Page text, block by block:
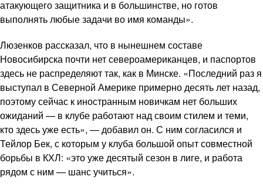
атакующего защитника и в большинстве, но готов
выполнять любые задачи во имя команды».
Люзенков рассказал, что в нынешнем составе
Новосибирска почти нет североамериканцев, и паспортов
здесь не распределяют так, как в Минске. «Последний раз я
выступал в Северной Америке примерно десять лет назад,
поэтому сейчас к иностранным новичкам нет больших
ожиданий — в клубе работают над своим стилем и теми,
кто здесь уже есть», — добавил он. С ним согласился и
Тейлор Бек, с которым у клуба большой опыт совместной
борьбы в КХЛ: «это уже десятый сезон в лиге, и работа
рядом с ним — шанс учиться».